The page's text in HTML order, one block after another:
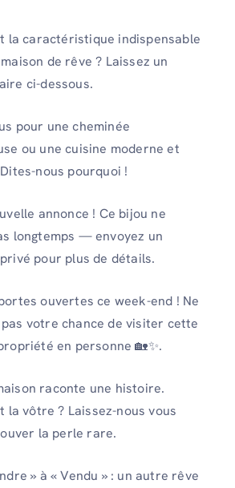
la caractéristique indispensable
de rêve ? Laissez un
ci-dessous.
pour une cheminée
ou une cuisine moderne et
nous pourquoi !
annonce ! Ce bijou ne
longtemps — envoyez un
pour plus de détails.
ouvertes ce week-end ! Ne
votre chance de visiter cette
en personne 🏡✨.
raconte une histoire.
la vôtre ? Laissez-nous vous
la perle rare.
» à « Vendu » : un autre rêve